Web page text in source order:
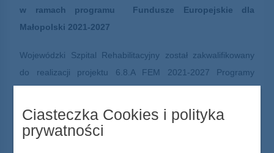
w ramach programu Fundusze Europejskie dla
Małopolski 2021-2027
Wojewódzki Szpital Rehabilitacyjny został zakwalifikowany
do realizacji projektu 6.8.A FEM 2021-2027 Programy
narządu ruchu utrudniającymi wykonywanie pracy
zawodowej.
Ciasteczka Cookies i polityka
prywatności